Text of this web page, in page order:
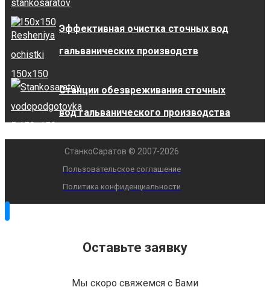
Эффективная очистка сточных вод
гальванических производств
Станции обезвреживания сточных
вод гальванического производства
СтанкоСаратов © 2007-2026
Пользовательское соглашение
Политика конфиденциальности
Оставьте заявку
Мы скоро свяжемся с Вами